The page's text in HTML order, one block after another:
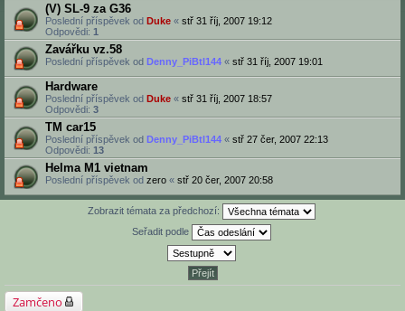
(V) SL-9 za G36
Poslední příspěvek od Duke « stř 31 říj, 2007 19:12
Odpovědi: 1
Zavářku vz.58
Poslední příspěvek od Denny_PiBtl144 « stř 31 říj, 2007 19:01
Hardware
Poslední příspěvek od Duke « stř 31 říj, 2007 18:57
Odpovědi: 3
TM car15
Poslední příspěvek od Denny_PiBtl144 « stř 27 čer, 2007 22:13
Odpovědi: 13
Helma M1 vietnam
Poslední příspěvek od zero « stř 20 čer, 2007 20:58
Zobrazit témata za předchozí:
Seřadit podle
Zamčeno